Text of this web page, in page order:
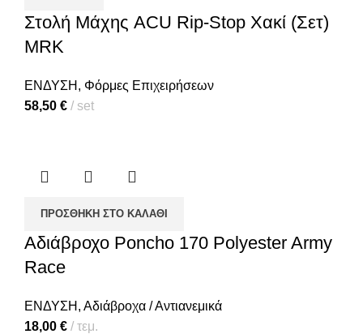
Στολή Μάχης ACU Rip-Stop Χακί (Σετ)
MRK
ΕΝΔΥΣΗ , Φόρμες Επιχειρήσεων
58,50 € set
ΠΡΟΣΘΉΚΗ ΣΤΟ ΚΑΛΆΘΙ
Αδιάβροχο Poncho 170 Polyester Army
Race
ΕΝΔΥΣΗ , Αδιάβροχα / Αντιανεμικά
18,00 € τεμ.